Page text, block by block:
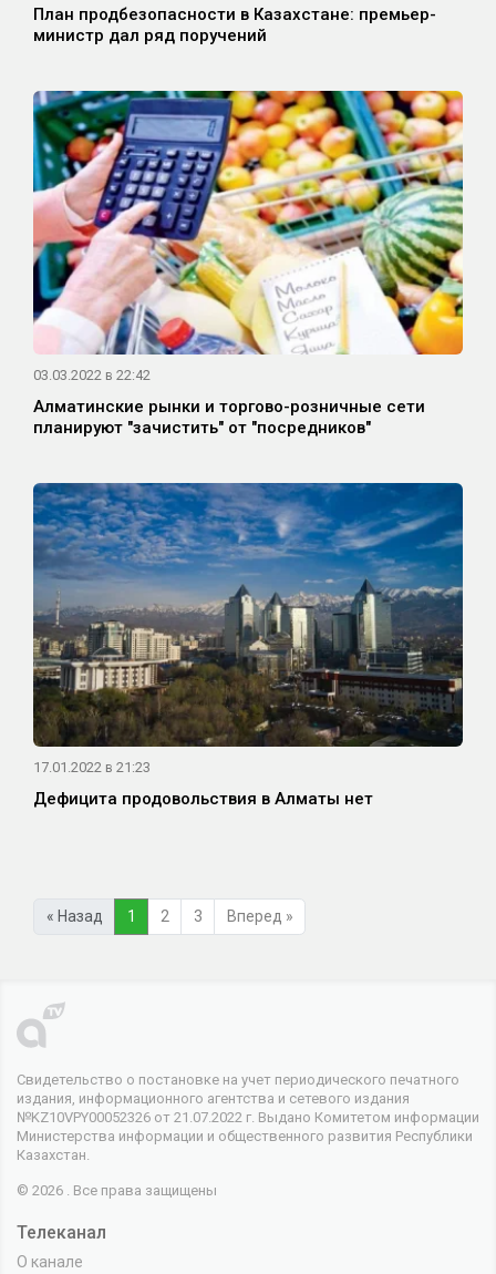
План продбезопасности в Казахстане: премьер-
министр дал ряд поручений
03.03.2022 в 22:42
Алматинские рынки и торгово-розничные сети
планируют "зачистить" от "посредников"
17.01.2022 в 21:23
Дефицита продовольствия в Алматы нет
« Назад 1 2 3 Вперед »
Свидетельство о постановке на учет периодического печатного
издания, информационного агентства и сетевого издания
№KZ10VPY00052326 от 21.07.2022 г. Выдано Комитетом информации
Министерства информации и общественного развития Республики
Казахстан.
© 2026 . Все права защищены
Телеканал
О канале